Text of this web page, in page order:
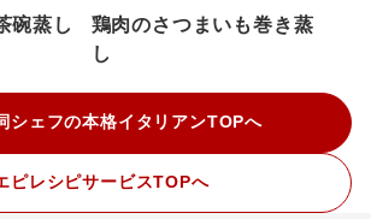
碗蒸し
鶏肉のさつまいも巻き蒸
し
シェフの本格イタリアンTOPへ
ピレシピサービスTOPへ